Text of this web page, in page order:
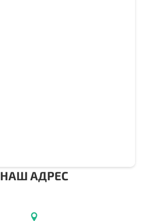
НАШ АДРЕС